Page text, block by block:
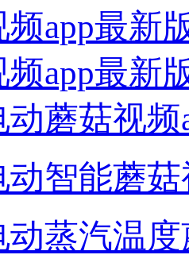
app最新
app最新
蘑菇视
动智能蘑
动蒸汽温